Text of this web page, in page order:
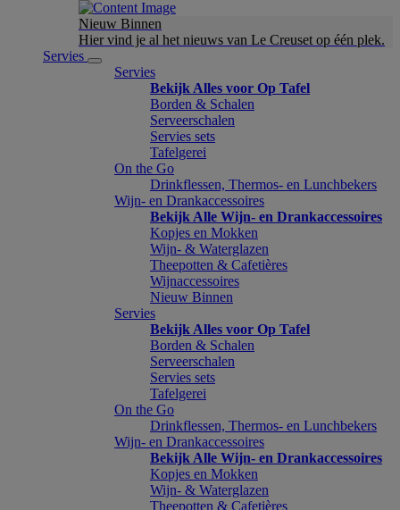
Nieuw Binnen
Hier vind je al het nieuws van Le Creuset op één plek.
Servies
Servies
Bekijk Alles voor Op Tafel
Borden & Schalen
Serveerschalen
Servies sets
Tafelgerei
On the Go
Drinkflessen, Thermos- en Lunchbekers
Wijn- en Drankaccessoires
Bekijk Alle Wijn- en Drankaccessoires
Kopjes en Mokken
Wijn- & Waterglazen
Theepotten & Cafetières
Wijnaccessoires
Nieuw Binnen
Servies
Bekijk Alles voor Op Tafel
Borden & Schalen
Serveerschalen
Servies sets
Tafelgerei
On the Go
Drinkflessen, Thermos- en Lunchbekers
Wijn- en Drankaccessoires
Bekijk Alle Wijn- en Drankaccessoires
Kopjes en Mokken
Wijn- & Waterglazen
Theepotten & Cafetières